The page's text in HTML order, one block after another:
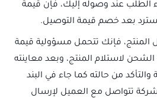
الطلب عند وصوله إليك، فإن قيمة
بعد خصم قيمة التوصيل.
المنتج، فإنك تتحمل مسؤولية قيمة
لاستلام المنتج، وبعد معاينته
من حالته كما جاء في البند
تتواصل مع العميل لإرسال